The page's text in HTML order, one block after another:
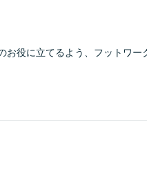
お役に立てるよう、フットワー